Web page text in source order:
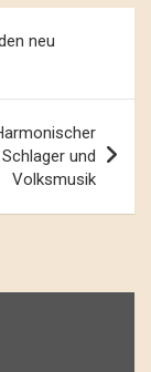
neu
und
Volksmusik